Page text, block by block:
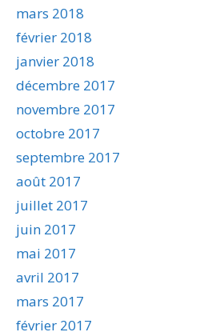
mars 2018
février 2018
janvier 2018
décembre 2017
novembre 2017
octobre 2017
septembre 2017
août 2017
juillet 2017
juin 2017
mai 2017
avril 2017
mars 2017
février 2017